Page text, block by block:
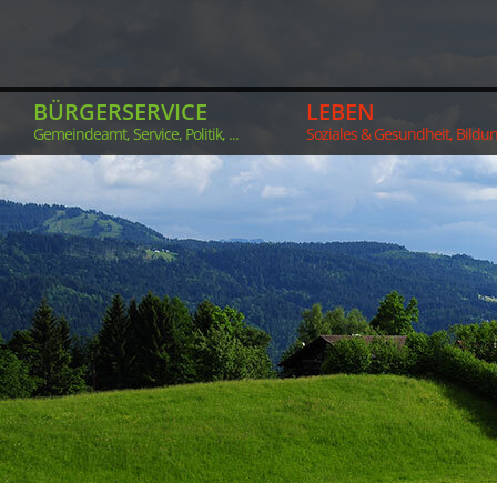
BÜRGERSERVICE
Gemeindeamt, Service, Politik, ...
LEBEN
Soziales & Gesundheit,